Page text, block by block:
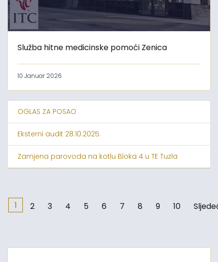
Služba hitne medicinske pomoći Zenica
10 Januar 2026
OGLAS ZA POSAO
Eksterni audit 28.10.2025.
Zamjena parovoda na kotlu Bloka 4 u TE Tuzla
1 2 3 4 5 6 7 8 9 10